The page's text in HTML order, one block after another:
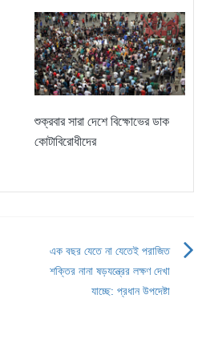
শুক্রবার সারা দেশে বিক্ষোভের ডাক
কোটাবিরোধীদের
এক বছর যেতে না যেতেই পরাজিত
শক্তির নানা ষড়যন্ত্রের লক্ষণ দেখা
যাচ্ছে: প্রধান উপদেষ্টা